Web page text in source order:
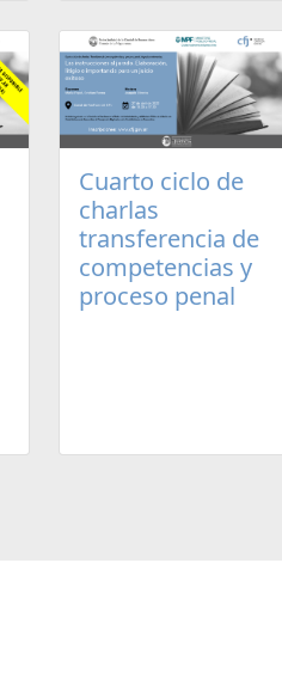
Cuarto ciclo de
charlas
transferencia de
competencias y
proceso penal